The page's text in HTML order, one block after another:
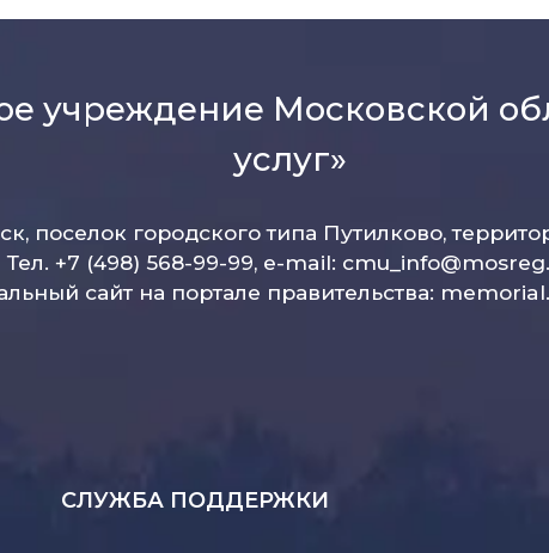
учреждение Московской
услуг»
поселок городского типа Путилково,
Тел. +7 (498) 568-99-99, e-mail:
сайт на портале правительства:
СЛУЖБА ПОДДЕРЖКИ